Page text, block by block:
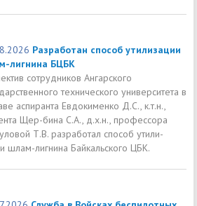
Разработан способ утилизации
лигнина БЦБК
сотрудников Ангарского
технического университета в
аспиранта Евдокименко Д.С., к.т.н.,
Щер-бина С.А., д.х.н., профессора
Т.В. разработал способ утили-
шлам-лигнина Байкальского ЦБК.